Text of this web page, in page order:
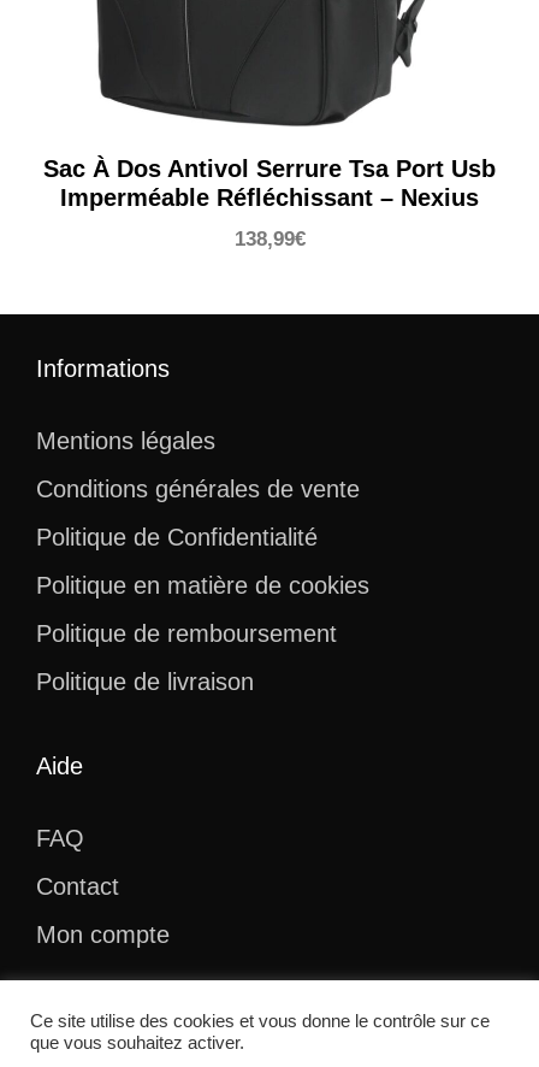
Sac À Dos Antivol Serrure Tsa Port Usb
Imperméable Réfléchissant – Nexius
138,99€
Informations
Mentions légales
Conditions générales de vente
Politique de Confidentialité
Politique en matière de cookies
Politique de remboursement
Politique de livraison
Aide
FAQ
Contact
Mon compte
Ce site utilise des cookies et vous donne le contrôle sur ce
que vous souhaitez activer.